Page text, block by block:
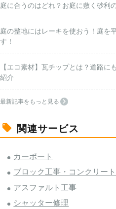
庭に合うのはどれ？お庭に敷く砂利
庭の整地にはレーキを使おう！庭を
す！
【エコ素材】瓦チップとは？道路に
紹介
最新記事をもっと見る
関連サービス
カーポート
ブロック工事・コンクリー
アスファルト工事
シャッター修理